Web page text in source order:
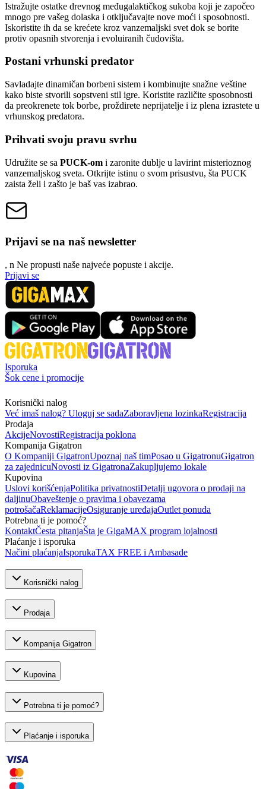
Istražujte ostatke drevnog međugalaktičkog sukoba koji je započeo
mnogo pre vašeg dolaska i otključavajte nove moći i sposobnosti.
Iskoristite ih da se krećete kroz vanzemaljski svet dok se borite
protiv opasnih stvorenja i evoluiranih čudovišta.
Postani vrhunski predator
Savladajte dinamičan borbeni sistem i kombinujte snažne veštine
kako biste stvorili sopstveni stil igre. Koristite različite sposobnosti
da preokrenete tok borbe, proždirete neprijatelje i iz plena izrastete u
vrhunskog predatora.
Prihvati svoju pravu svrhu
Udružite se sa PUCK-om i zaronite dublje u lavirint misterioznog
vanzemaljskog sveta. Otkrijte istinu o svom prisustvu, šta PUCK
zaista želi i zašto je baš vas izabrao.
Prijavi se na naš newsletter
, n Ne propusti naše najveće popuste i akcije.
Prijavi se
Isporuka
Šok cene i promocije
Korisnički nalog
Već imaš nalog? Uloguj se sadaZaboravljena lozinkaRegistracija
Prodaja
AkcijeNovostiRegistracija poklona
Kompanija Gigatron
O Kompaniji GigatronUpoznaj naš timPosao u GigatronuGigatron
za zajednicuNovosti iz GigatronaZakupljujemo lokale
Kupovina
Uslovi korišćenjaPolitika privatnostiDetalji ugovora o prodaji na
daljinuObaveštenje o pravima i obavezama
potrošačaReklamacijeOsiguranje uređajaOutlet ponuda
Potrebna ti je pomoć?
KontaktČesta pitanjaŠta je GigaMAX program lojalnosti
Plaćanje i isporuka
Načini plaćanjaIsporukaTAX FREE i Ambasade
Korisnički nalog
Prodaja
Kompanija Gigatron
Kupovina
Potrebna ti je pomoć?
Plaćanje i isporuka